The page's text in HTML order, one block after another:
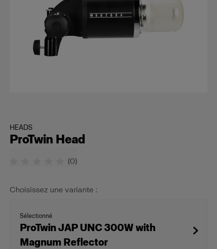
HEADS
ProTwin Head
(0)
Choisissez une variante :
Sélectionné
ProTwin JAP UNC 300W with
Magnum Reflector